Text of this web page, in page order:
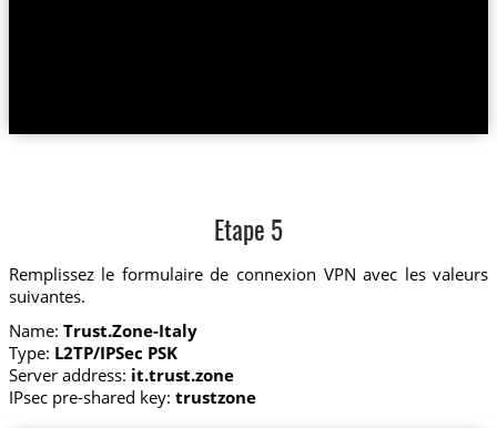
Etape 5
Remplissez le formulaire de connexion VPN avec les valeurs
suivantes.
Name: Trust.Zone-Italy
Type: L2TP/IPSec PSK
Server address: it.trust.zone
IPsec pre-shared key: trustzone